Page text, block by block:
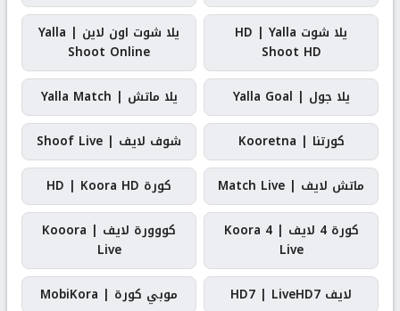
يلا شوت HD | Yalla
Shoot HD
يلا شوت اون لاين | Yalla
Shoot Online
يلا جول | Yalla Goal
يلا ماتش | Yalla Match
كورتنا | Kooretna
شوف لايف | Shoof Live
ماتش لايف | Match Live
كورة HD | Koora HD
كورة 4 لايف | Koora 4
Live
كووورة لايف | Kooora
Live
لايف HD7 | LiveHD7
موبي كورة | MobiKora